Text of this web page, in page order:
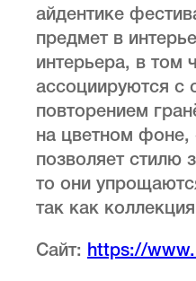
айдентике
предмет в
интерьера, в том
ассоциируются с
повторением
на цветном фоне,
позволяет стилю
то они
так как
Сайт: https://